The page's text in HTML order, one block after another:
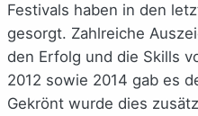
Festivals haben in den
gesorgt. Zahlreiche
den Erfolg und die Skills
2012 sowie 2014 gab es
Gekrönt wurde dies